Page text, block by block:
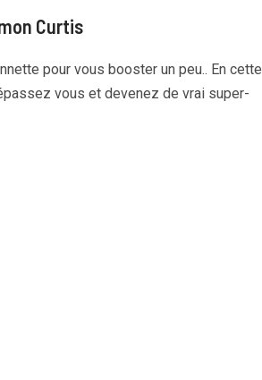
Curtis
pour vous booster un peu.. En cette
vous et devenez de vrai super-